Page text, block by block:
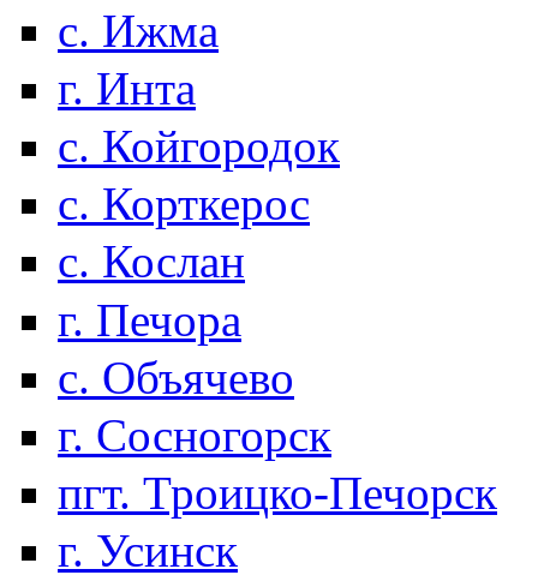
с. Ижма
г. Инта
с. Койгородок
с. Корткерос
с. Кослан
г. Печора
с. Объячево
г. Сосногорск
пгт. Троицко-Печорск
г. Усинск